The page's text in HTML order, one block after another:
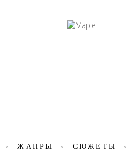
ЖАНРЫ СЮЖЕТЫ